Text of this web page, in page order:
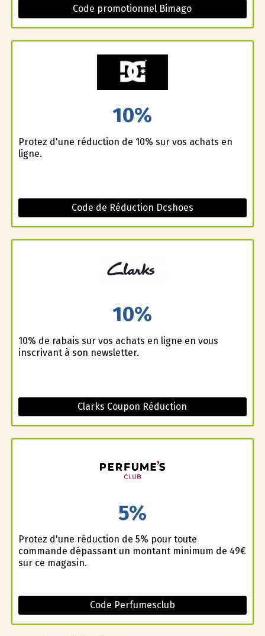
Code promotionnel Bimago
10%
Profitez d'une réduction de 10% sur vos achats en
ligne.
Code de Réduction Dcshoes
10%
10% de rabais sur vos achats en ligne en vous
inscrivant à son newsletter.
Clarks Coupon Réduction
5%
Profitez d'une réduction de 5% pour toute
commande dépassant un montant minimum de 49€
sur ce magasin.
Code Perfumesclub